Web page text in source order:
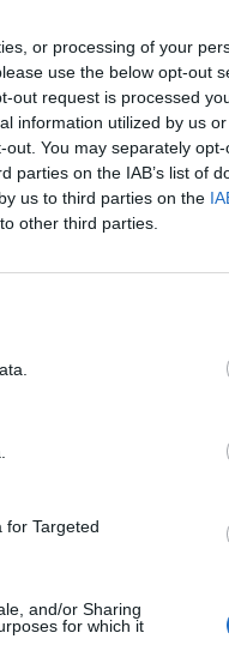
or processing of your
use the below opt-out
out request is processed
information utilized by us
You may separately
parties on the IAB’s list of
us to third parties on the
other third parties.
for Targeted
and/or Sharing
for which it
Alba
di fuoco
e Marlene
Rossi,